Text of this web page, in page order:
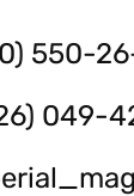
550-
049-